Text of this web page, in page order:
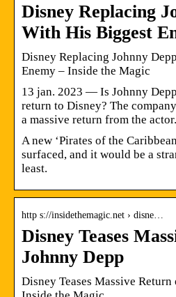
Disney Replacing
With His Biggest
Disney Replacing Johnny
Enemy – Inside the Magic
13 jan. 2023 — Is Johnny
return to Disney? The
a massive return from the actor.
A new ‘Pirates of the
surfaced, and it would be a
least.
http s://insidethemagic.net › disne…
Disney Teases
Johnny Depp
Disney Teases Massive